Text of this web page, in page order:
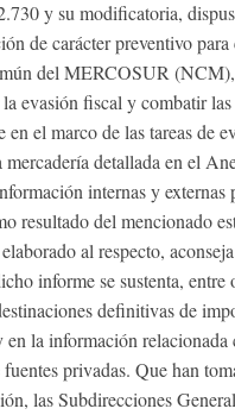
y su modificatoria,
de carácter preventivo
del MERCOSUR
evasión fiscal y combatir
el marco de las tareas de
detallada en el
internas y externas
resultado del mencionado
al respecto,
informe se sustenta, entre
definitivas de
la información relacionada
privadas. Que han
las Subdirecciones